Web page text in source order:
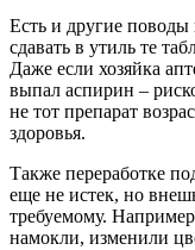
Есть и другие поводы
сдавать в утиль те
Даже если хозяйка
выпал аспирин –
не тот препарат
здоровья.
Также переработке
еще не истек, но
требуемому.
намокли, изменили